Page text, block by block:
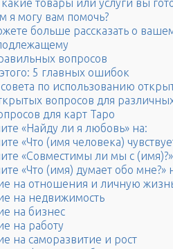
товары или услуги вы
я могу вам помочь?
больше рассказать о
вопросов
5 главных ошибок
по использованию
вопросов для
для карт Таро
«Найду ли я любовь» на:
«Что (имя человека)
«Совместимы ли мы с
«Что (имя) думает обо мне?»
на отношения и личную
на недвижимость
на бизнес
на работу
на саморазвитие и рост